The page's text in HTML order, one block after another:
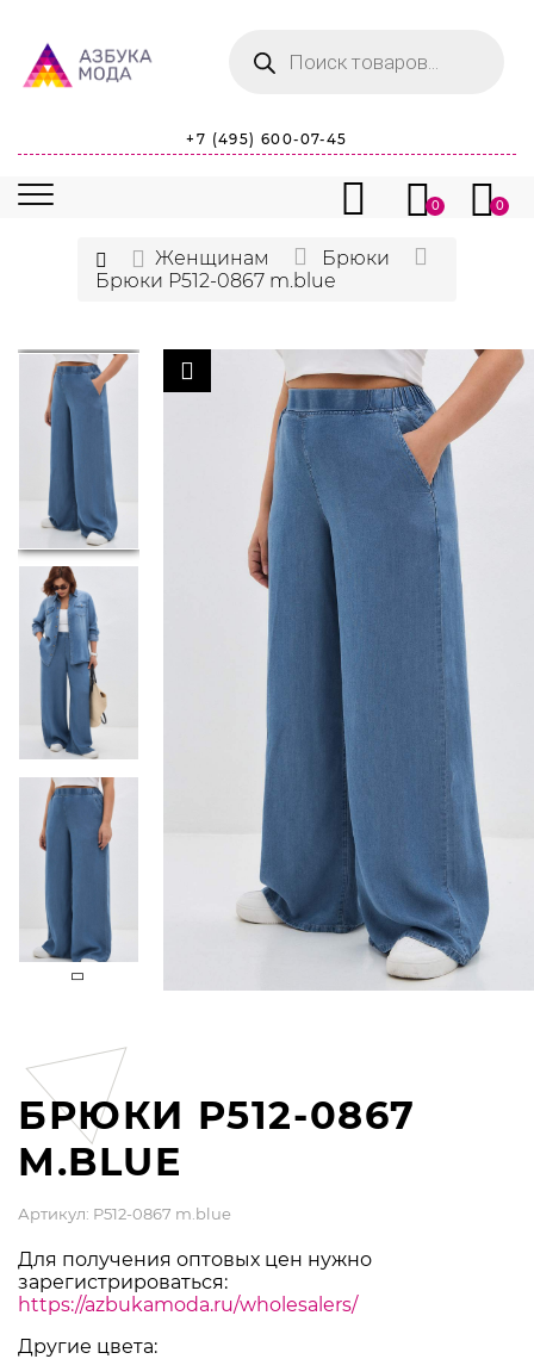
товаров
+7 (495) 600-07-45
0 0
Женщинам
Брюки
Брюки P512-0867 m.blue
БРЮКИ P512-0867
M.BLUE
Артикул: P512-0867 m.blue
Для получения оптовых цен нужно
зарегистрироваться:
https://azbukamoda.ru/wholesalers/
Другие цвета: